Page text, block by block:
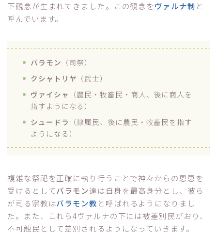
下観念が生まれてきました。この観念をヴァルナ制 と
呼んでいます。
バラモン （司祭）
クシャトリヤ （武士）
ヴァイシャ
（農民・牧畜民・商人、後に商人を
指すようになる）
シュードラ
（隷属民、後に農民・牧畜民を指す
ようになる）
複雑な祭祀を正確に執り行うことで神々からの恩恵を
受けるとしてバラモン達は自身を最高身分とし、彼ら
が司る宗教はバラモン教 と呼ばれるようになりまし
た。また、これら4ヴァルナの下には被差別民がおり、
不可触民として差別されるようになっていきます。